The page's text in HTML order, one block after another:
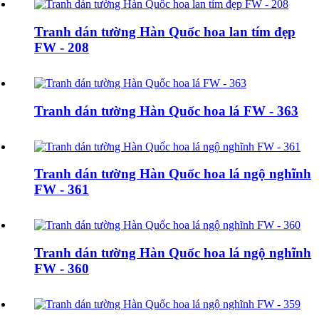
Tranh dán tường Hàn Quốc hoa lan tím đẹp
FW - 208
Tranh dán tường Hàn Quốc hoa lá FW - 363
Tranh dán tường Hàn Quốc hoa lá ngộ nghĩnh
FW - 361
Tranh dán tường Hàn Quốc hoa lá ngộ nghĩnh
FW - 360